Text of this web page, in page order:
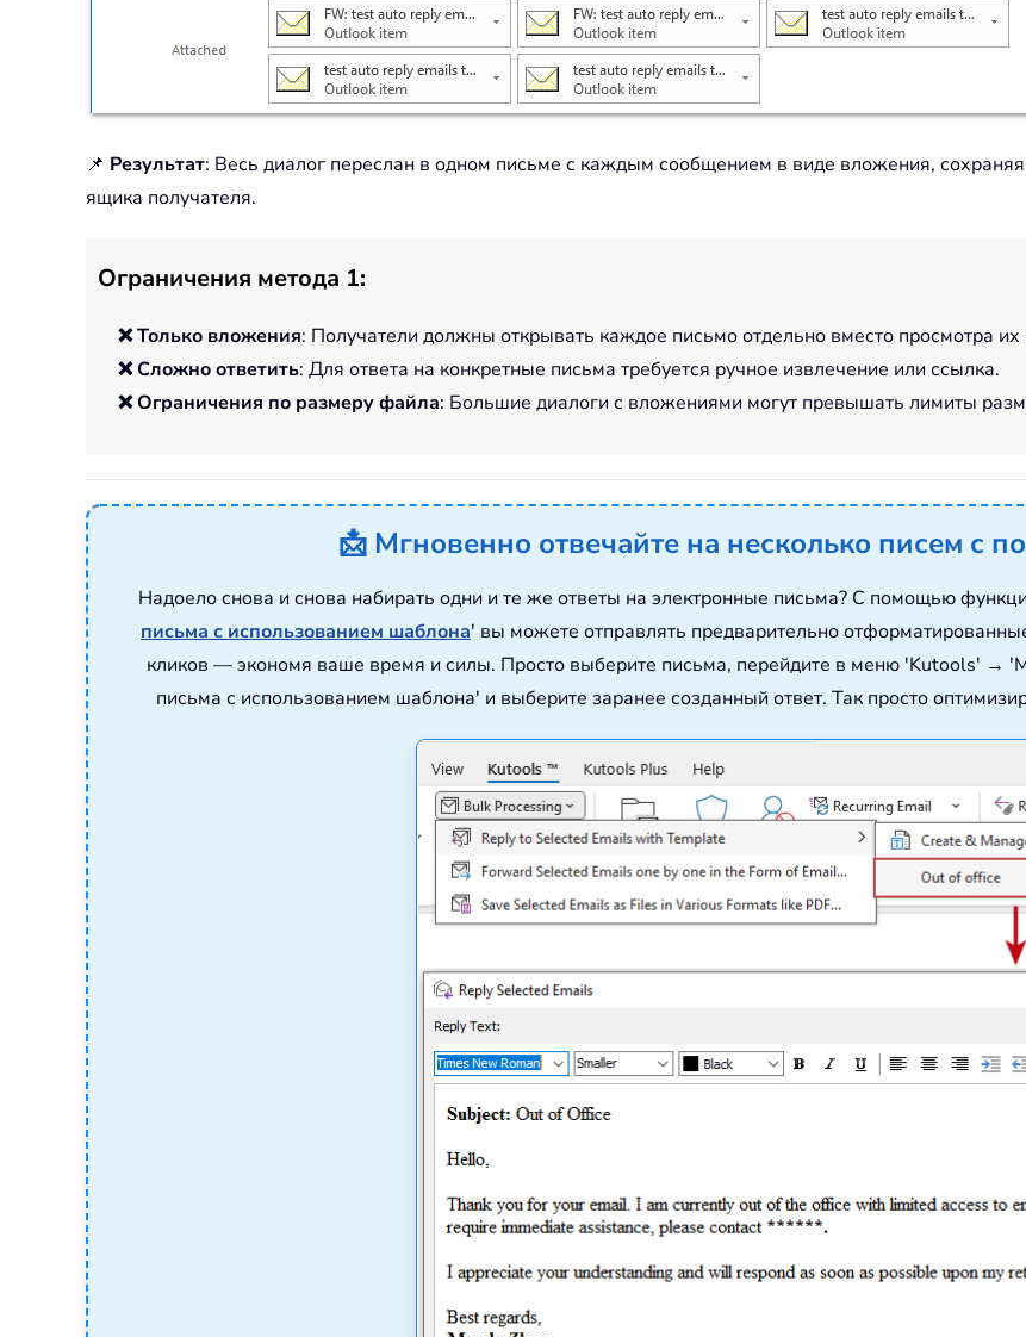
📌 Результат: Весь диалог переслан в одном письме с каждым сообщением в виде вложения,
ящика получателя.
Ограничения метода 1:
❌ Только вложения: Получатели должны открывать каждое письмо отдельно вместо просмотра их
❌ Сложно ответить: Для ответа на конкретные письма требуется ручное извлечение или ссылка.
❌ Ограничения по размеру файла: Большие диалоги с вложениями могут превышать лимиты
📩 Мгновенно отвечайте на несколько писем с
Надоело снова и снова набирать одни и те же ответы на электронные письма? С помощью
письма с использованием шаблона' вы можете отправлять предварительно
кликов — экономя ваше время и силы. Просто выберите письма, перейдите в меню 'Kutools' →
письма с использованием шаблона' и выберите заранее созданный ответ. Так просто